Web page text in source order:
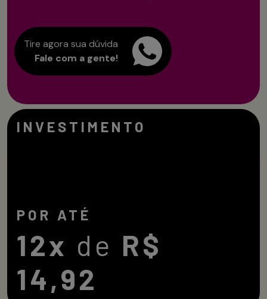
Tire agora sua dúvida
Fale com a gente!
INVESTIMENTO
POR ATÉ
12x de R$
14,92